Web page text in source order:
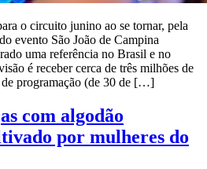
o circuito junino ao se tornar, pela
evento São João de Campina
uma referência no Brasil e no
é receber cerca de três milhões de
de programação (de 30 de […]
com algodão
por mulheres do